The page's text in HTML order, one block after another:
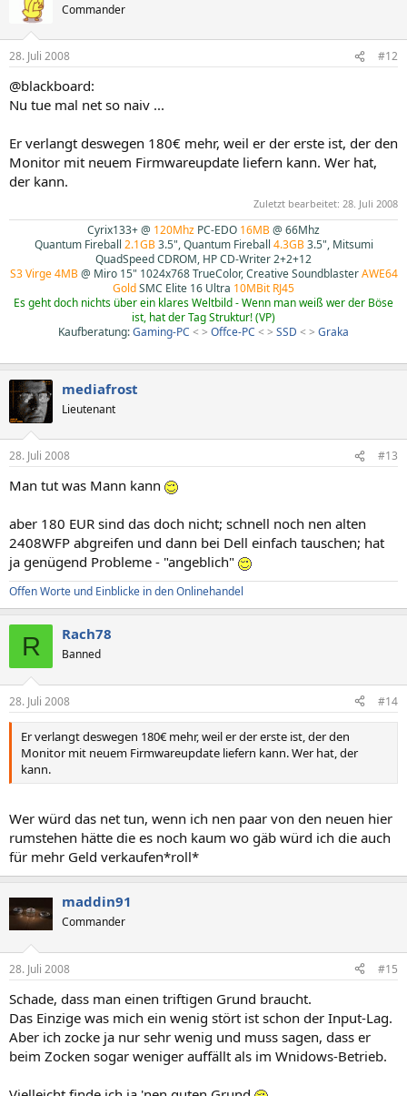
Commander
28. Juli 2008 #12
@blackboard:
Nu tue mal net so naiv ...
Er verlangt deswegen 180€ mehr, weil er der erste ist, der den
Monitor mit neuem Firmwareupdate liefern kann. Wer hat,
der kann.
Zuletzt bearbeitet: 28. Juli 2008
Cyrix133+ @ 120Mhz PC-EDO 16MB@ 66Mhz
Quantum Fireball 2.1GB3.5", Quantum Fireball 4.3GB3.5", Mitsumi
QuadSpeed CDROM, HP CD-Writer 2+2+12
S3 Virge 4MB@ Miro 15" 1024x768 TrueColor, Creative SoundblasterAWE64
GoldSMC Elite 16 Ultra 10MBit RJ45
Es geht doch nichts über ein klares Weltbild - Wenn man weiß wer der Böse
ist, hat der Tag Struktur! (VP)
Kaufberatung:Gaming-PC < > Offce-PC < > SSD < > Graka
mediafrost
Lieutenant
28. Juli 2008 #13
Man tut was Mann kann
aber 180 EUR sind das doch nicht; schnell noch nen alten
2408WFP abgreifen und dann bei Dell einfach tauschen; hat
ja genügend Probleme - "angeblich"
Offen Worte und Einblicke in den Onlinehandel
R Rach78
Banned
28. Juli 2008 #14
Er verlangt deswegen 180€ mehr, weil er der erste ist, der den
Monitor mit neuem Firmwareupdate liefern kann. Wer hat, der
kann.
Wer würd das net tun, wenn ich nen paar von den neuen hier
rumstehen hätte die es noch kaum wo gäb würd ich die auch
für mehr Geld verkaufen*roll*
maddin91
Commander
28. Juli 2008 #15
Schade, dass man einen triftigen Grund braucht.
Das Einzige was mich ein wenig stört ist schon der Input-Lag.
Aber ich zocke ja nur sehr wenig und muss sagen, dass er
beim Zocken sogar weniger auffällt als im Wnidows-Betrieb.